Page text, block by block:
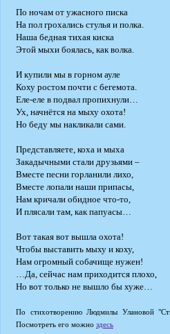
По ночам от ужасного писка
На пол грохались стулья и полка.
Наша бедная тихая киска
Этой мыхи боялась, как волка.
И купили мы в горном ауле
Коху ростом почти с бегемота.
Еле-еле в подвал пропихнули…
Ух, начнётся на мыху охота!
Но беду мы накликали сами.
Представляете, коха и мыха
Закадычными стали друзьями –
Вместе песни горланили лихо,
Вместе лопали наши припасы,
Нам кричали обидное что-то,
И плясали там, как папуасы…
Вот такая вот вышла охота!
Чтобы выставить мыху и коху,
Нам огромный собачище нужен!
…Да, сейчас нам приходится плохо,
Но вот только не вышло бы хуже…
По стихотворению Людмилы Улановой
Посмотреть его можно здесь